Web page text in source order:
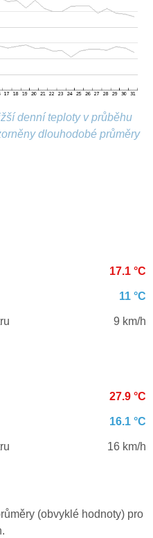
denní teploty v průběhu
dlouhodobé průměry
17.1 °C
11 °C
9 km/h
27.9 °C
16.1 °C
16 km/h
(obvyklé hodnoty) pro